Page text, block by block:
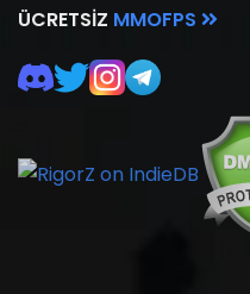
ÜCRETSIZ MMOFPS